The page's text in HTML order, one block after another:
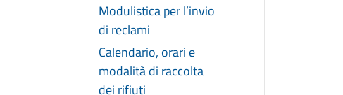
Modulistica per l’invio
di reclami
Calendario, orari e
modalità di raccolta
dei rifiuti